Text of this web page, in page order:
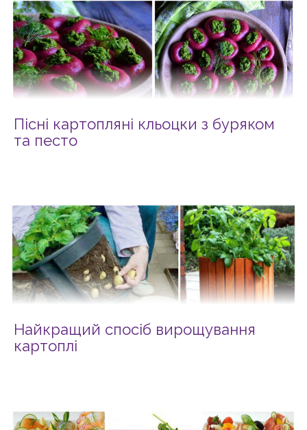
Пісні картопляні кльоцки з буряком
та песто
Найкращий спосіб вирощування
картоплі